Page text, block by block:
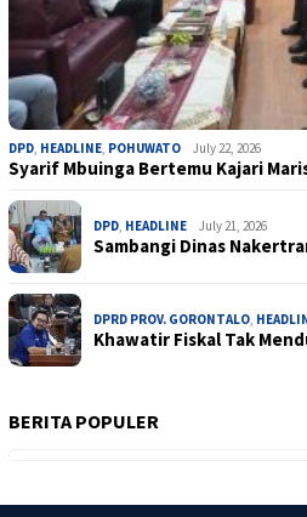
DPD HEADLINE POHUWATO July 22, 2026
Syarif Mbuinga Bertemu Kajari
DPD HEADLINE July 21, 2026
Sambangi Dinas
DPRD PROV. GORONTALO
Khawatir Fiskal Tak
BERITA POPULER